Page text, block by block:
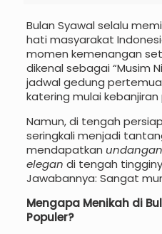
Bulan Syawal selalu
hati masyarakat
momen kemenangan
dikenal sebagai “Musim
jadwal gedung
katering mulai kebanjiran
Namun, di tengah
seringkali menjadi
mendapatkan
elegan di tengah
Jawabannya: Sangat
Mengapa Menikah di
Populer?